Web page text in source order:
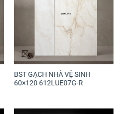
BST GẠCH NHÀ VỆ SINH
60×120 612LUE07G-R